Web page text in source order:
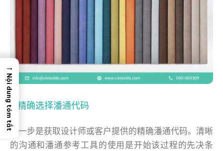
1. 精确选择潘通代码
第一步是获取设计师或客户提供的精确潘通代码。清晰
的沟通和潘通参考工具的使用是开始该过程的先决条
→
Nội dung tóm tắt